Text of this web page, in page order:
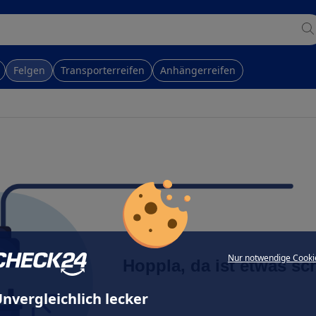
Nur notwendige
lecker
Felgen Transporterreifen Anhängerreifen
Hoppla, da ist etwas